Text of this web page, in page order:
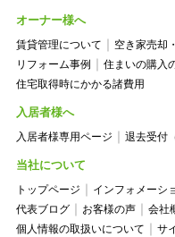
オーナー様へ
賃貸管理について 空き家売却
リフォーム事例
住まいの購入
住宅取得時にかかる諸費用
入居者様へ
入居者様専用ページ 退去受付
当社について
トップページ インフォメーシ
代表ブログ
お客様の声 会社
個人情報の取扱いについて
サ